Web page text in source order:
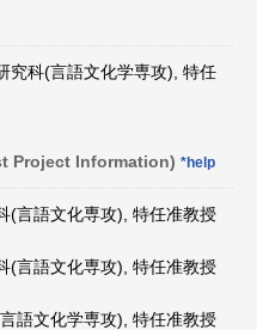
究科(言語文化学専攻), 特任
Project Information) *help
(言語文化専攻), 特任准教授
(言語文化専攻), 特任准教授
語文化学専攻), 特任准教授